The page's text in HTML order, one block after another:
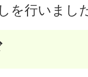
を行いまし